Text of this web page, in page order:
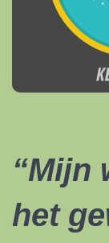
“Mijn
het